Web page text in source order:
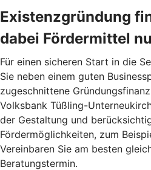
Existenzgründung
dabei Fördermittel
Für einen sicheren Start in die
Sie neben einem guten
zugeschnittene
Volksbank Tüßling-
der Gestaltung und
Fördermöglichkeiten, zum
Vereinbaren Sie am besten
Beratungstermin.